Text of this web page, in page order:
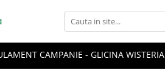
CAMPANIE - GLICINA WISTERIA